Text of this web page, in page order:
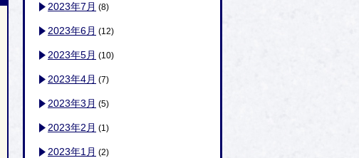
2023年7月 (8)
2023年6月 (12)
2023年5月 (10)
2023年4月 (7)
2023年3月 (5)
2023年2月 (1)
2023年1月 (2)